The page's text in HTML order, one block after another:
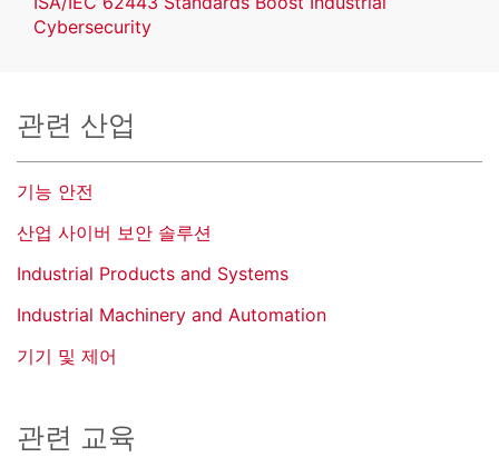
Cybersecurity
관련 산업
기능 안전
산업 사이버 보안 솔루션
Industrial Products and Systems
Industrial Machinery and Automation
기기 및 제어
관련 교육